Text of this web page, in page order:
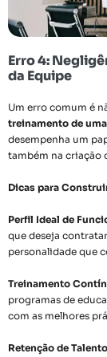
Erro 4:
da Equipe
Um erro comum é
treinamento de
desempenha um
também na criação
Dicas para
Perfil Ideal de
que deseja
personalidade que
Treinamento
programas de
com as melhores
Retenção de